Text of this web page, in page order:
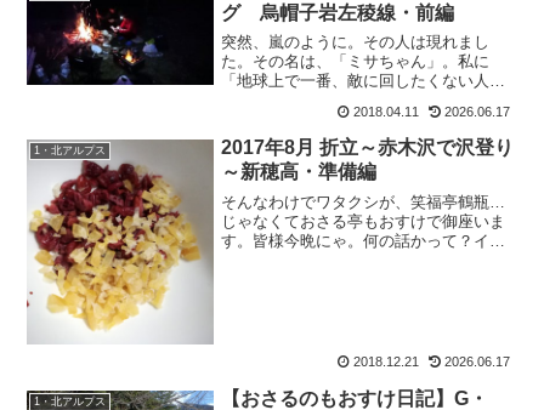
グ 烏帽子岩左稜線・前編
突然、嵐のように。その人は現れまし
た。その名は、「ミサちゃん」。私に
「地球上で一番、敵に回したくない人」
恵？）とパワーと人脈を持っている人で
す。その彼女、前日の夜になってミ：
「明日、青春18切符で松本行く...
2018.04.11 2026.06.17
1・北アルプス
2017年8月 折立～赤木沢で沢登り
～新穂高・準備編
そんなわけでワタクシが、笑福亭鶴瓶…
じゃなくておさる亭もおすけで御座いま
す。皆様今晩にゃ。何の話かって？イエ
2018.12.21 2026.06.17
1・北アルプス
【おさるのもおすけ日記】G・